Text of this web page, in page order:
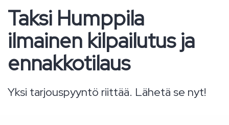
Taksi Humppila
ilmainen kilpailutus ja
ennakkotilaus
Yksi tarjouspyyntö riittää. Lähetä se nyt!